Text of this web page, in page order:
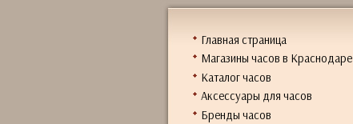
Главная страница
Магазины часов в Краснодаре
Каталог часов
Аксессуары для часов
Бренды часов